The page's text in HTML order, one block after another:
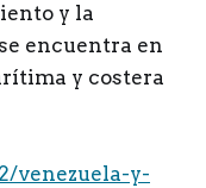
y la
encuentra en
y costera
venezuela-y-